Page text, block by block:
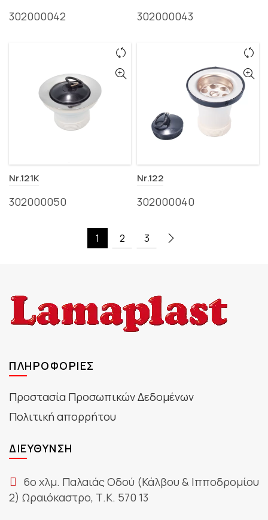
302000042 302000043
Nr.121K
302000050
Nr.122
302000040
1 2 3
ΠΛΗΡΟΦΟΡΊΕΣ
Προστασία Προσωπικών Δεδομένων
Πολιτική απορρήτου
ΔΙΕΎΘΥΝΣΗ
6ο χλμ. Παλαιάς Οδού (Κάλβου & Ιπποδρομίου
2) Ωραιόκαστρο, Τ.Κ. 570 13